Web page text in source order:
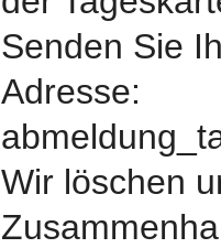
Senden Sie
Adresse:
Wir löschen